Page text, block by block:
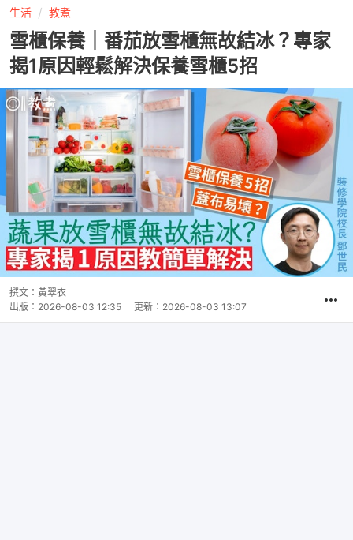
生活 教煮
雪櫃保養｜番茄放雪櫃無故結冰？專家
揭1原因輕鬆解決保養雪櫃5招
撰文： 黃翠衣
出版： 2026-08-03 12:35 更新： 2026-08-03 13:07